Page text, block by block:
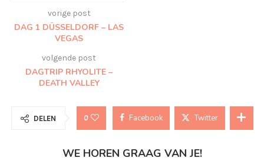
vorige post
DAG 1 DÜSSELDORF – LAS
VEGAS
volgende post
DAGTRIP RHYOLITE –
DEATH VALLEY
DELEN 0 Facebook Twitter
WE HOREN GRAAG VAN JE!